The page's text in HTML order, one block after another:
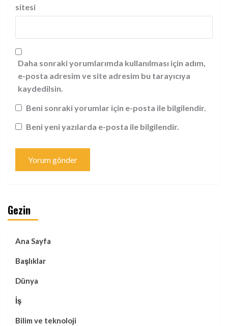
sitesi
Daha sonraki yorumlarımda kullanılması için adım,
e-posta adresim ve site adresim bu tarayıcıya
kaydedilsin.
Beni sonraki yorumlar için e-posta ile bilgilendir.
Beni yeni yazılarda e-posta ile bilgilendir.
Gezin
Ana Sayfa
Başlıklar
Dünya
İş
Bilim ve teknoloji